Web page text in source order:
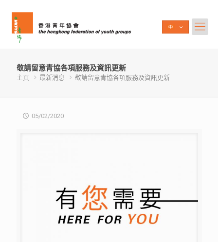
敬請留意青協各項服務及資訊更新
主頁 最新消息 敬請留意青協各項服務及資訊更新
05/02/2020